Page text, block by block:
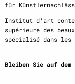
für
Institut d‘art
supérieure des
spécialisé dans les
Bleiben Sie auf dem